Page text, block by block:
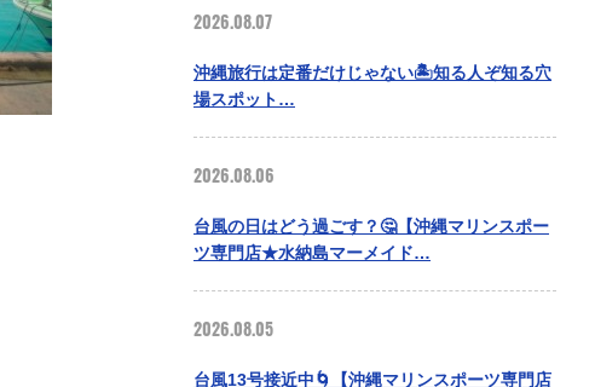
2026.08.07
沖縄旅行は定番だけじゃない🏝️知る人ぞ知る穴
場スポット…
2026.08.06
台風の日はどう過ごす？🤔【沖縄マリンスポー
ツ専門店★水納島マーメイド…
2026.08.05
台風13号接近中🌀【沖縄マリンスポーツ専門店